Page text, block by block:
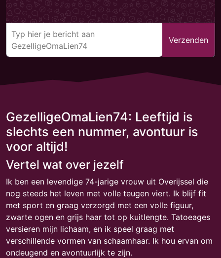
Verzenden
GezelligeOmaLien74: Leeftijd is
slechts een nummer, avontuur is
voor altijd!
Vertel wat over jezelf
Ik ben een levendige 74-jarige vrouw uit Overijssel die
nog steeds het leven met volle teugen viert. Ik blijf fit
met sport en graag verzorgd met een volle figuur,
zwarte ogen en grijs haar tot op kuitlengte. Tatoeages
versieren mijn lichaam, en ik speel graag met
verschillende vormen van schaamhaar. Ik hou ervan om
ondeugend en avontuurlijk te zijn.